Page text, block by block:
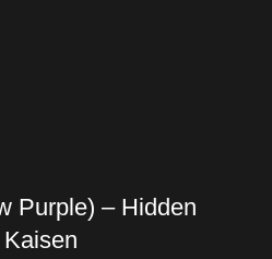
Purple) – Hidden